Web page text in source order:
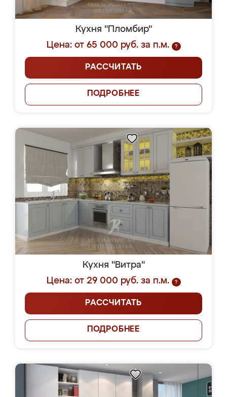
Кухня "Пломбир"
Цена: от 65 000 руб. за п.м.
?
РАССЧИТАТЬ
ПОДРОБНЕЕ
Кухня "Витра"
Цена: от 29 000 руб. за п.м.
?
РАССЧИТАТЬ
ПОДРОБНЕЕ